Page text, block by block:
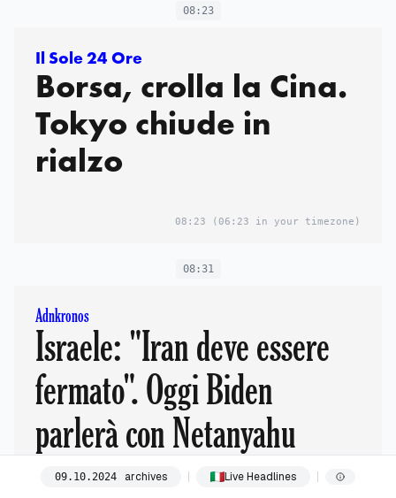
08:23
Il Sole 24 Ore
Borsa, crolla la Cina.
Tokyo chiude in
rialzo
08:23 (06:23 in your timezone)
08:31
Adnkronos
Israele: "Iran deve essere
fermato". Oggi Biden
parlerà con Netanyahu
09. 10.2024 archives Live Headlines